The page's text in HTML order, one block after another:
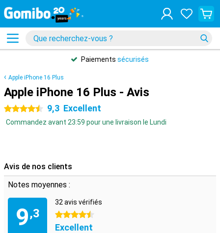
Paiements sécurisés
Apple iPhone 16 Plus
Apple iPhone 16 Plus - Avis
4.5 étoiles 9,3 Excellent
Commandez avant 23:59 pour une livraison le Lundi
Avis de nos clients
Notes moyennes :
9,3
32 avis vérifiés
4.5 étoiles
Excellent